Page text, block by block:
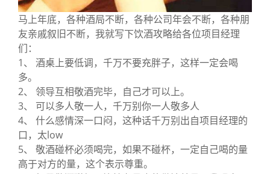
马上年底，各种酒局不断，各种公司年会不断，各种朋
友亲戚叙旧不断，我就写下饮酒攻略给各位项目经理
们：
1、 酒桌上要低调，千万不要充胖子，这样一定会喝
多。
2、 领导互相敬酒完毕，自己才可以上。
3、 可以多人敬一人，千万别你一人敬多人
4、 什么感情深一口闷，这种话千万别出自项目经理的
口，太low
5、 敬酒碰杯必须喝完，如果不碰杯，一定自己喝的量
高于对方的量，这个表示尊重。